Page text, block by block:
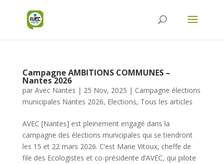
Campagne AMBITIONS COMMUNES –
Nantes 2026
par Avec Nantes | 25 Nov, 2025 | Campagne élections
municipales Nantes 2026, Elections, Tous les articles
AVEC [Nantes] est pleinement engagé dans la
campagne des élections municipales qui se tiendront
les 15 et 22 mars 2026. C’est Marie Vitoux, cheffe de
file des Ecologistes et co-présidente d’AVEC, qui pilote